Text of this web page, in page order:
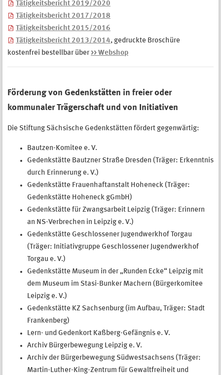
Tätigkeitsbericht 2019/2020
Tätigkeitsbericht 2017/2018
Tätigkeitsbericht 2015/2016
Tätigkeitsbericht 2013/2014, gedruckte Broschüre
kostenfrei bestellbar über >> Webshop
Förderung von Gedenkstätten in freier oder
kommunaler Trägerschaft und von Initiativen
Die Stiftung Sächsische Gedenkstätten fördert gegenwärtig:
Bautzen-Komitee e. V.
Gedenkstätte Bautzner Straße Dresden (Träger: Erkenntnis
durch Erinnerung e. V.)
Gedenkstätte Frauenhaftanstalt Hoheneck (Träger:
Gedenkstätte Hoheneck gGmbH)
Gedenkstätte für Zwangsarbeit Leipzig (Träger: Erinnern
an NS-Verbrechen in Leipzig e. V.)
Gedenkstätte Geschlossener Jugendwerkhof Torgau
(Träger: Initiativgruppe Geschlossener Jugendwerkhof
Torgau e. V.)
Gedenkstätte Museum in der „Runden Ecke“ Leipzig mit
dem Museum im Stasi-Bunker Machern (Bürgerkomitee
Leipzig e. V.)
Gedenkstätte KZ Sachsenburg (im Aufbau, Träger: Stadt
Frankenberg)
Lern- und Gedenkort Kaßberg-Gefängnis e. V.
Archiv Bürgerbewegung Leipzig e. V.
Archiv der Bürgerbewegung Südwestsachsens (Träger:
Martin-Luther-King-Zentrum für Gewaltfreiheit und